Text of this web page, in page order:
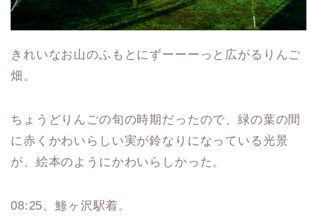
きれいなお山のふもとにずーーーっと広がるりんご
畑。
ちょうどりんごの旬の時期だったので、緑の葉の間
に赤くかわいらしい実が鈴なりになっている光景
が、絵本のようにかわいらしかった。
08:25、鯵ヶ沢駅着。